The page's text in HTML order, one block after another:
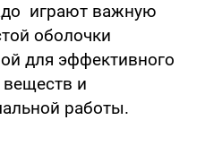
играют важную
оболочки
для эффективного
веществ и
работы.